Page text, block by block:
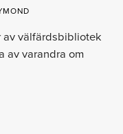
av välfärdsbibliotek
av varandra om